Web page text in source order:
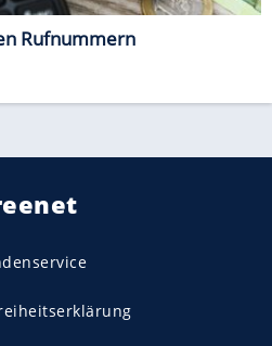
Rufnummern